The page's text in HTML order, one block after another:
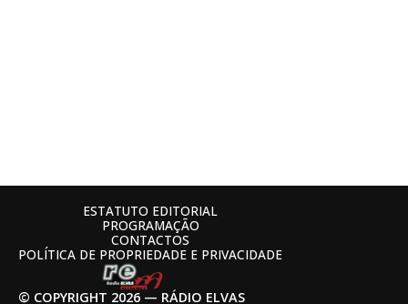
© COPYRIGHT 2026 — RÁDIO ELVAS
ESTATUTO EDITORIAL
PROGRAMAÇÃO
CONTACTOS
POLÍTICA DE PROPRIEDADE E PRIVACIDADE